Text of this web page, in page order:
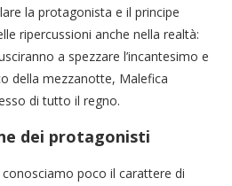
la protagonista e il principe
ripercussioni anche nella realtà:
a spezzare l’incantesimo e
della mezzanotte, Malefica
di tutto il regno.
dei protagonisti
conosciamo poco il carattere di